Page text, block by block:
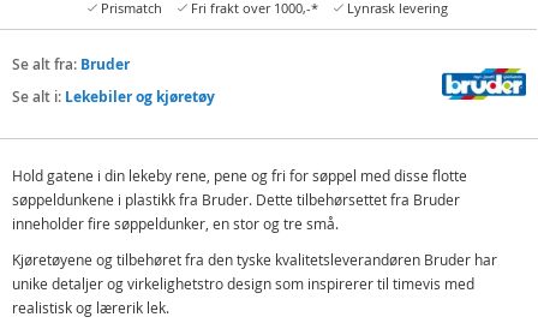
Prismatch Fri frakt over 1000,-* Lynrask levering
Se alt fra: Bruder
Se alt i: Lekebiler og kjøretøy
Hold gatene i din lekeby rene, pene og fri for søppel med disse flotte
søppeldunkene i plastikk fra Bruder. Dette tilbehørsettet fra Bruder
inneholder fire søppeldunker, en stor og tre små.
Kjøretøyene og tilbehøret fra den tyske kvalitetsleverandøren Bruder har
unike detaljer og virkelighetstro design som inspirerer til timevis med
realistisk og lærerik lek.